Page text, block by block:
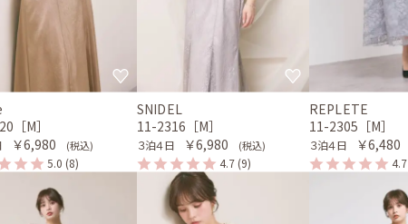
［M］
￥6,980 (税込)
5.0 (8)
SNIDEL
11-2316［M］
３泊４日 ￥6,980 (税込)
4.7 (9)
REPLETE
11-2305［M］
３泊４日 ￥6,480
4.7